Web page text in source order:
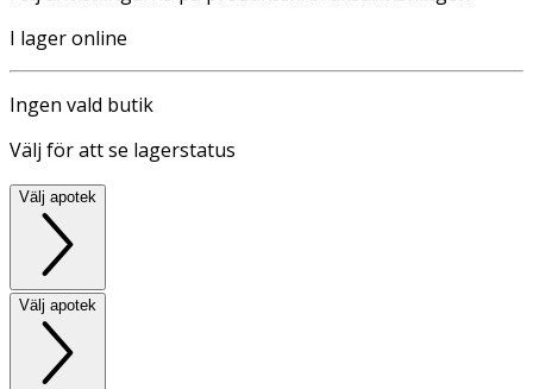
I lager online
Ingen vald butik
Välj för att se lagerstatus
Välj apotek
Välj apotek